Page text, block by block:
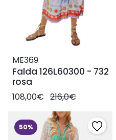
ME369
Falda 126L60300 - 732
rosa
108,00€ 216,0€
50%